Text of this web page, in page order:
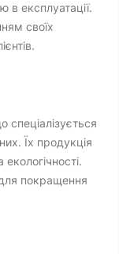
в експлуатації.
своїх
Їх продукція
покращення